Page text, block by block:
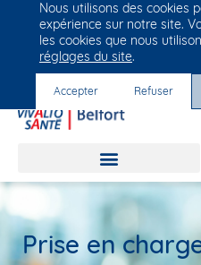
Prise en
Nous utilisons des cookies
expérience sur notre site.
les cookies que nous
réglages du site.
Accepter Refuser